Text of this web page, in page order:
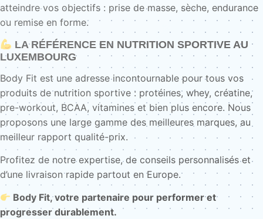
atteindre vos objectifs : prise de masse, sèche, endurance
ou remise en forme.
LA RÉFÉRENCE EN NUTRITION SPORTIVE AU
LUXEMBOURG
Body Fit est une adresse incontournable pour tous vos
produits de nutrition sportive : protéines, whey, créatine,
pre-workout, BCAA, vitamines et bien plus encore. Nous
proposons une large gamme des meilleures marques, au
meilleur rapport qualité-prix.
Profitez de notre expertise, de conseils personnalisés et
d’une livraison rapide partout en Europe.
Body Fit, votre partenaire pour performer et
progresser durablement.